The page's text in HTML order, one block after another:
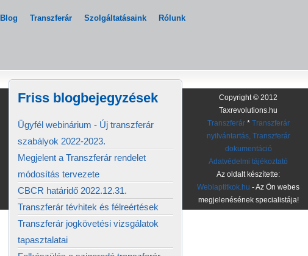
Blog Transzferár Szolgáltatásaink Rólunk
Friss blogbejegyzések
Ügyfél webinárium - Új transzferár
szabályok 2022-2023.
Megjelent a Transzferár rendelet
módosítás tervezete
CBCR határidő 2022.12.31.
Transzferár tévhitek és félreértések
Transzferár jogkövetési vizsgálatok
tapasztalatai
Copyright © 2012
Taxrevolutions.hu
Transzferár* Transzferár
nyilvántartás, Transzferár
dokumentáció
Adatvédelmi tájékoztató
Az oldalt készítette:
Weblaptitkok.hu - Az Ön webes
megjelenésének specialistája!